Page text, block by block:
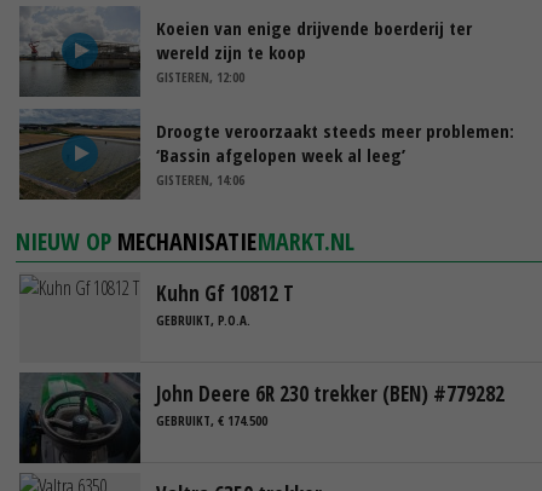
Koeien van enige drijvende boerderij ter
wereld zijn te koop
GISTEREN, 12:00
Droogte veroorzaakt steeds meer problemen:
‘Bassin afgelopen week al leeg’
GISTEREN, 14:06
NIEUW OP MECHANISATIEMARKT.NL
Kuhn Gf 10812 T
GEBRUIKT, P.O.A.
John Deere 6R 230 trekker (BEN) #779282
GEBRUIKT, € 174.500